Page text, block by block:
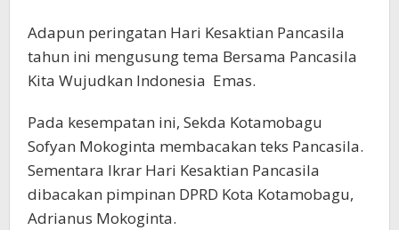
Adapun peringatan Hari Kesaktian Pancasila
tahun ini mengusung tema Bersama Pancasila
Kita Wujudkan Indonesia Emas.
Pada kesempatan ini, Sekda Kotamobagu
Sofyan Mokoginta membacakan teks Pancasila.
Sementara Ikrar Hari Kesaktian Pancasila
dibacakan pimpinan DPRD Kota Kotamobagu,
Adrianus Mokoginta.